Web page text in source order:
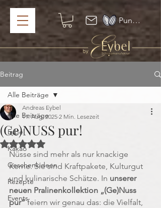
Punkte ansehen
Beitrag
Alle Beiträge
Eybel
Kakao
Geschenkideen
Rezepte
Events
Alle Beiträge
(Ge)NUSS pur!
Andreas Eybel
11. Aug. 2025 2 Min. Lesezeit
Mit NaN von 5 Sternen bewertet.
Nüsse sind mehr als nur knackige
Kerne. Sie sind Kraftpakete, Kulturgut
und kulinarische Schätze. In unserer
neuen Pralinenkollektion „(Ge)Nuss
pur“ feiern wir genau das: die Vielfalt,